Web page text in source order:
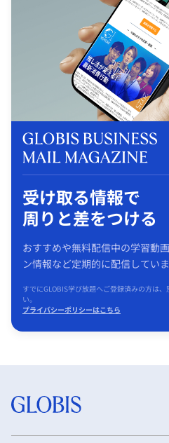
受け取る情報で
周りと差をつける
おすすめや無料配信中の学習動
ン情報など定期的に配信していま
すでにGLOBIS学び放題へご登録済みの方は
い。
プライバシーポリシーはこちら